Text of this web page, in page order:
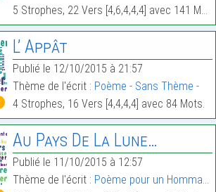
5 Strophes, 22 Vers [4,6,4,4,4] avec 141 Mots.
L’ Appât
Publié le 12/10/2015 à 21:57
Thème de l'écrit : Poème - Sans Thème -
4 Strophes, 16 Vers [4,4,4,4] avec 84 Mots.
Au Pays De La Lune…
Publié le 11/10/2015 à 12:57
Thème de l'écrit : Poème pour un Hommage